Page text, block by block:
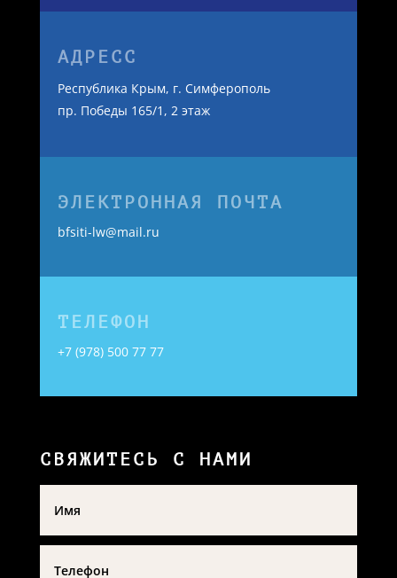
АДРЕСС
Республика Крым, г. Симферополь
пр. Победы 165/1, 2 этаж
ЭЛЕКТРОННАЯ ПОЧТА
bfsiti-lw@mail.ru
ТЕЛЕФОН
+7 (978) 500 77 77
СВЯЖИТЕСЬ С НАМИ